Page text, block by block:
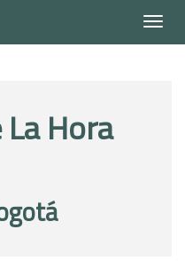
Hora